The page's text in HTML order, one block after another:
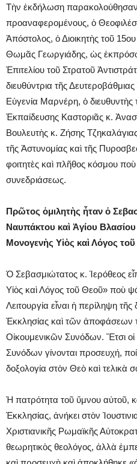
Τὴν ἐκδήλωση
προαναφερομένους, ὁ
Ἀπόστολος, ὁ Διοικητὴς τοῦ
Θωμᾶς Γεωργιάδης, ὡς
Ἐπιτελίου τοῦ Στρατοῦ
διευθύντρια τῆς
Εὐγενία Μαρνέρη, ὁ
Ἐκπαίδευσης Καστοριᾶς κ.
Βουλευτὴς κ. Ζήσης
τῆς Ἀστυνομίας καὶ τῆς
φοιτητὲς καὶ πλῆθος κόσμου
συνεδριάσεως.
Πρῶτος ὁμιλητὴς ἦταν ὁ
Ναυπάκτου καὶ Ἁγίου
Μονογενὴς Υἱὸς καὶ Λόγος
Ὁ Σεβασμιώτατος κ. Ἱερόθεος
Υἱὸς καὶ Λόγος τοῦ Θεοῦ» ποὺ
Λειτουργία εἶναι ἡ περίληψη
Ἐκκλησίας καὶ τῶν
Οἰκουμενικῶν Συνόδων. Ἔτσι
Συνόδων γίνονται προσευχή,
δοξολογία στὸν Θεὸ καὶ τελικὰ
Ἡ πατρότητα τοῦ ὕμνου αὐτοῦ,
Ἐκκλησίας, ἀνήκει στὸν
Χριστιανικῆς Ρωμαϊκῆς
θεωρητικὸς θεολόγος, ἀλλὰ